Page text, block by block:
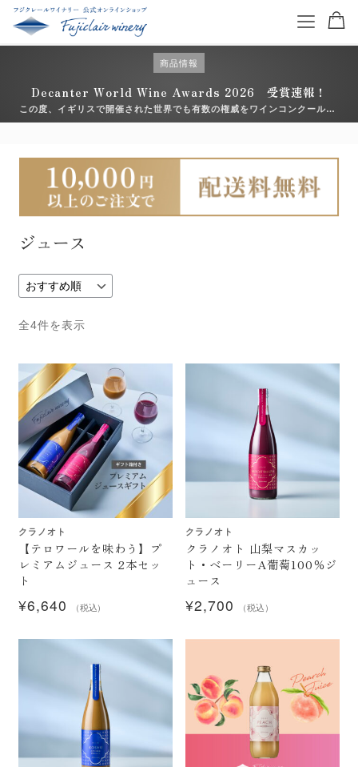
商品一覧
ワイン一覧
白ワイン・オレンジワイン
赤ワイン・ロゼワイン
スパークリングワイン
一升瓶ワイン
今月のおすすめ
セール
期間限定商品
ブランド一覧
百千（momochi）
フジクレール
商品情報
Decanter World Wine Awards 2026 受賞速報！
この度、イギリスで開催された世界でも有数の権威をワインコンクール
「Decanter World Wine Awards （デキャンタ・ワールド・ワイン・ア
いただけ […]
ジュース
全4件を表示
クラノオト
【テロワールを味わう】プ
レミアムジュース 2本セッ
ト
¥6,640 （税込）
クラノオト
クラノオト 山梨マスカッ
ト・ベーリーA葡萄100％ジ
ュース
¥2,700 （税込）